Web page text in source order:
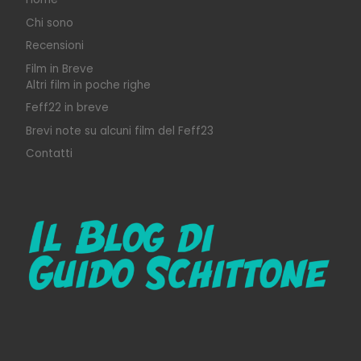
Chi sono
Recensioni
Film in Breve
Altri film in poche righe
Feff22 in breve
Brevi note su alcuni film del Feff23
Contatti